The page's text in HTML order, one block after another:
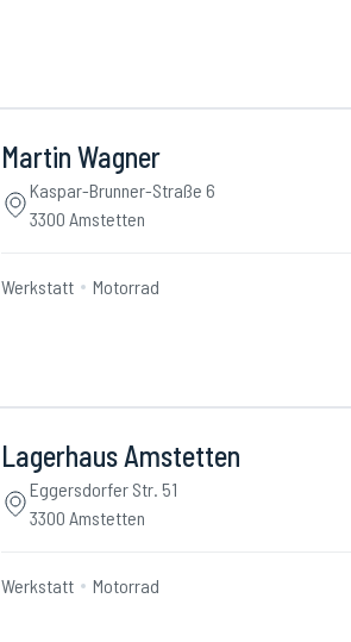
Martin Wagner
Kaspar-Brunner-Straße 6
3300 Amstetten
Werkstatt Motorrad
Lagerhaus Amstetten
Eggersdorfer Str. 51
3300 Amstetten
Werkstatt Motorrad